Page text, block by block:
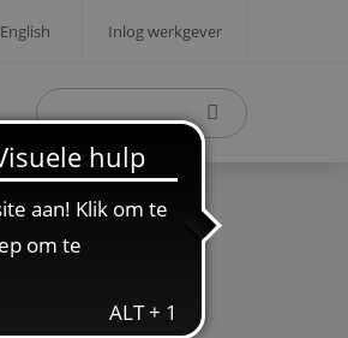
English Inlog werkgever